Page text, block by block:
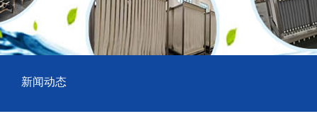
新闻动态